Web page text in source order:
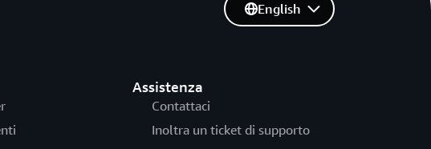
Assistenza
Contattaci
Inoltra un ticket di supporto
English